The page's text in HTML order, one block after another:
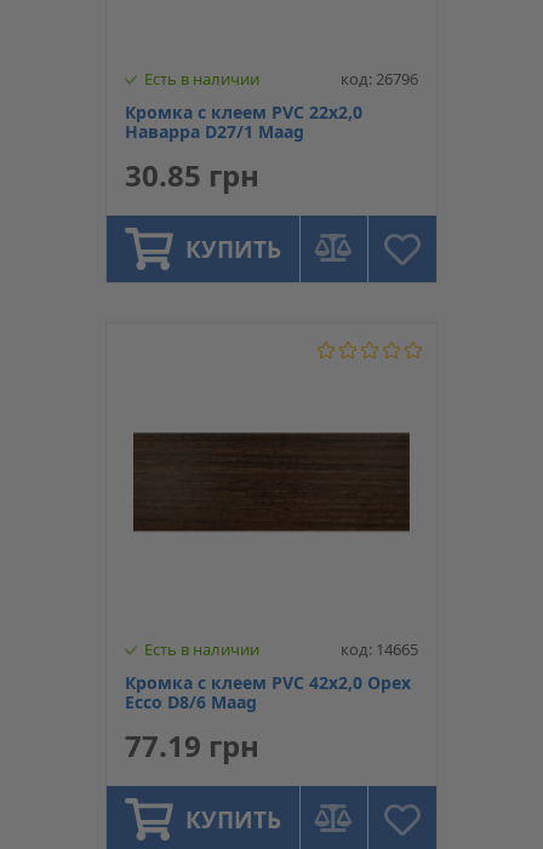
Есть в наличии код: 26796
Кромка с клеем PVC 22х2,0
Наварра D27/1 Maag
30.85 грн
КУПИТЬ
Есть в наличии код: 14665
Кромка с клеем PVC 42х2,0 Орех
Ecco D8/6 Maag
77.19 грн
КУПИТЬ